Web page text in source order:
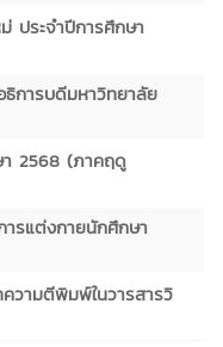
ประจำปีการศึกษา
การบดีมหาวิทยาลัย
า 2568 (ภาคฤดู
รแต่งกายนักศึกษา
วามตีพิมพ์ในวารสารวิ